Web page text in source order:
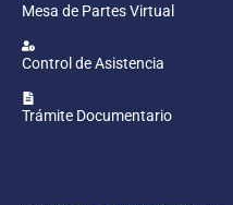
Mesa de Partes Virtual
Control de Asistencia
Trámite Documentario